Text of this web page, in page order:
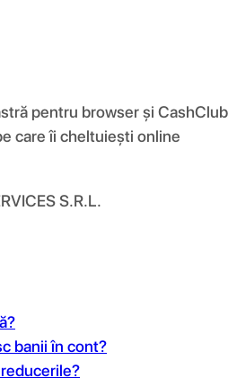
pentru browser și CashClub
care îi cheltuiești online
S.R.L.
banii în cont?